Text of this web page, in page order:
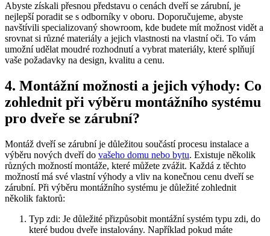
Abyste získali přesnou představu o cenách dveří se zárubní, je
nejlepší poradit se s odborníky v oboru. Doporučujeme, abyste
navštívili specializovaný showroom, kde budete mít možnost vidět a
srovnat si různé materiály a jejich vlastnosti na vlastní oči. To vám
umožní udělat moudré rozhodnutí a vybrat materiály, které splňují
vaše požadavky na design, kvalitu a cenu.
4. Montážní možnosti a jejich výhody: Co
zohlednit při výběru montážního systému
pro dveře se zárubní?
Montáž dveří se zárubní je důležitou součástí procesu instalace a
výběru nových dveří do vašeho domu nebo bytu. Existuje několik
různých možností montáže, které můžete zvážit. Každá z těchto
možností má své vlastní výhody a vliv na konečnou cenu dveří se
zárubní. Při výběru montážního systému je důležité zohlednit
několik faktorů:
Typ zdi: Je důležité přizpůsobit montážní systém typu zdi, do
které budou dveře instalovány. Například pokud máte